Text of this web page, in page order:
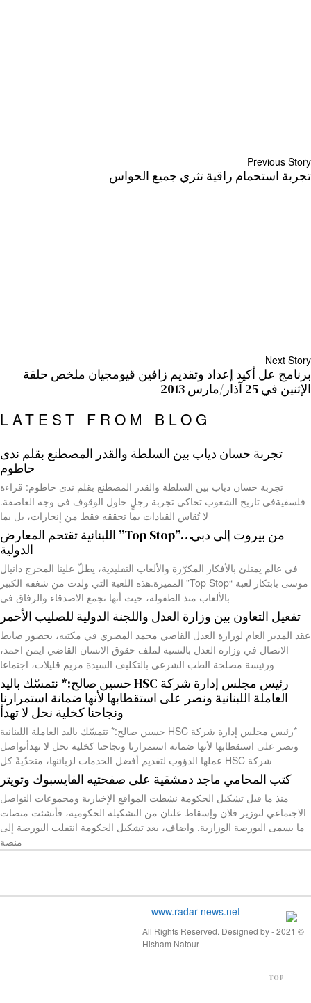
Previous Story
تجربة استحمام راقية تثري جميع الحواس
Next Story
برنامج عل أكيد إعداد وتقديم زافين قيومجيان ملخص حلقة
الإثنين في 25 آذار/مارس 2013
LATEST FROM BLOG
تجربة حسان دياب بين السلطة والقدر المصطنع بقلم ندى
حاطوم
تجربة حسان دياب بين السلطة والقدر المصطنع بقلم ندى حاطوم: قراءة
فلسفيةفي تاريخ الشعوب تحاكي تجربة رجلٍ حاول الوقوف في وجه العاصفة.
لا تُقاس القيادات بما تحققه فقط من إنجازات، بل بما
من بيروت إلى دبي…”Top Stop” اللبنانية تقتحم المعارض
الدولية
في عالم يمتلئ بالأفكار المكرّرة والألعاب التقليدية، يطلّ علينا المخرج دانيال
موسى بابتكار لعبة “Top Stop” المميزة.هذه اللعبة التي ولدت من شغفه الكبير
بالألعاب منذ الطفولة، حيث أنها تجمع الاصدقاء والرفاق في
تفعيل التعاون بين وزارة العدل واللجنة الدولية للصليب الأحمر
عقد المدير العام لوزارة العدل القاضي محمد المصري في مكتبه، بحضور ضابط
الاتصال في وزارة العدل بالنسبة لملف حقوق الانسان القاضي ايمن احمد،
ورئيسة مصلحة الطب الشرعي بالتكليف السيدة مريم قليلات، اجتماعا
رئيس مجلس إدارة شركة HSC حسين صالح:* نتمسّك باليد
العاملة اللبنانية ونصر على استقطابها لأنها ضمانة استمرارنا
ونجاحنا كخلية نحل لا تهدأ
*رئيس مجلس إدارة شركة HSC حسين صالح:* نتمسّك باليد العاملة اللبنانية
ونصر على استقطابها لأنها ضمانة استمرارنا ونجاحنا كخلية نحل لا تهدأتواصل
شركة HSC عملها الدؤوب لتقديم أفضل الخدمات لزبائنها، متحدّيةً كل
كتب المحامي ماجد دمشقية على صفحتيه الفايسبوك وتويتر
منذ ما قبل تشكيل الحكومة نشطت المواقع الإخبارية ومجموعات التواصل
الاجتماعي لتوزير فلان وإسقاط علتان من التشكيلة الحكومية، فأنشئت منصات
ما يسمى البورصة الوزارية. واضاف، بعد تشكيل الحكومة انتقلت البورصة إلى
منصة
© 2021 - All Rights Reserved. Designed by
Hisham Natour
TOP